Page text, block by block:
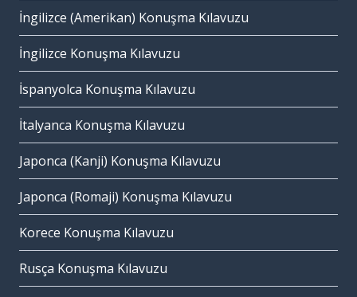
İngilizce (Amerikan) Konuşma Kılavuzu
İngilizce Konuşma Kılavuzu
İspanyolca Konuşma Kılavuzu
İtalyanca Konuşma Kılavuzu
Japonca (Kanji) Konuşma Kılavuzu
Japonca (Romaji) Konuşma Kılavuzu
Korece Konuşma Kılavuzu
Rusça Konuşma Kılavuzu